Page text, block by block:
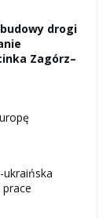
drogi
Zagórz–
ukraińska